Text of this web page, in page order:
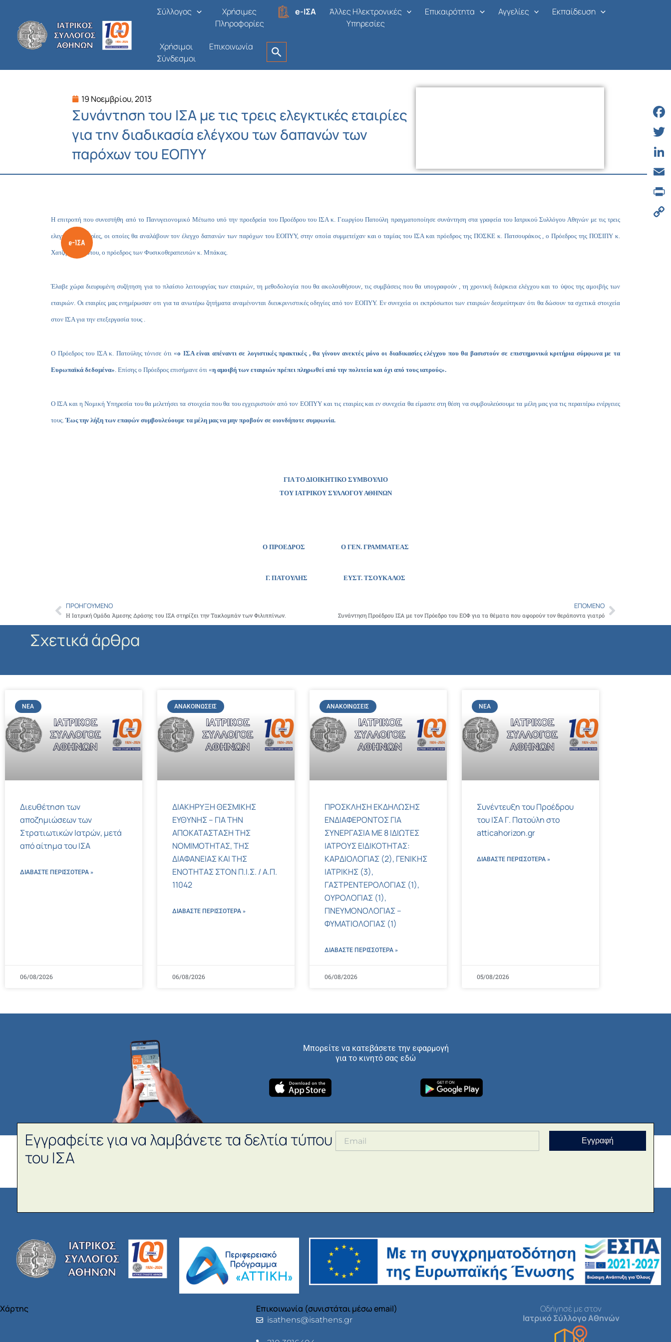
περιεχόμενο
Σύλλογος
Χρήσιμες
Πληροφορίες
e-ΙΣΑ
Άλλες Ηλεκτρονικές
Υπηρεσίες
Επικαιρότητα Αγγελίες Εκπαίδευση
Χρήσιμοι
Σύνδεσμοι
Επικοινωνία
19 Νοεμβρίου, 2013
Συνάντηση του ΙΣΑ με τις τρεις ελεγκτικές εταιρίες
για την διαδικασία ελέγχου των δαπανών των
παρόχων του ΕΟΠΥΥ
Η επιτροπή που συνεστήθη από το Πανυγειονομικό Μέτωπο υπό την προεδρεία του Προέδρου του ΙΣΑ κ. Γεωργίου Πατούλη πραγματοποίησε συνάντηση στα γραφεία του Ιατρικού Συλλόγου Αθηνών με τις τρεις
ελεγκτικές εταιρίες, οι οποίες θα αναλάβουν τον έλεγχο δαπανών των παρόχων του ΕΟΠΥΥ, στην οποία συμμετείχαν και ο ταμίας του ΙΣΑ και πρόεδρος της ΠΟΣΚΕ κ. Πατσουράκος , ο Πρόεδρος της ΠΟΣΙΠΥ κ.
Χατζηπαναγιώτου, ο πρόεδρος των Φυσικοθεραπευτών κ. Μπάκας.
Έλαβε χώρα διευρυμένη συζήτηση για το πλαίσιο λειτουργίας των εταιριών, τη μεθοδολογία που θα ακολουθήσουν, τις συμβάσεις που θα υπογραφούν , τη χρονική διάρκεια ελέγχου και το ύψος της αμοιβής των
εταιριών. Οι εταιρίες μας ενημέρωσαν οτι για τα ανωτέρω ζητήματα αναμένονται διευκρινιστικές οδηγίες από τον ΕΟΠΥΥ. Εν συνεχεία οι εκπρόσωποι των εταιριών δεσμεύτηκαν ότι θα δώσουν τα σχετικά στοιχεία
στον ΙΣΑ για την επεξεργασία τους .
Ο Πρόεδρος του ΙΣΑ κ. Πατούλης τόνισε ότι «ο ΙΣΑ είναι απέναντι σε λογιστικές πρακτικές , θα γίνουν ανεκτές μόνο οι διαδικασίες ελέγχου που θα βασιστούν σε επιστημονικά κριτήρια σύμφωνα με τα
Ευρωπαϊκά δεδομένα». Επίσης ο Πρόεδρος επισήμανε ότι «η αμοιβή των εταιριών πρέπει πληρωθεί από την πολιτεία και όχι από τους ιατρούς».
Ο ΙΣΑ και η Νομική Υπηρεσία του θα μελετήσει τα στοιχεία που θα του εγχειριστούν από τον ΕΟΠΥΥ και τις εταιρίες και εν συνεχεία θα είμαστε στη θέση να συμβουλεύσουμε τα μέλη μας για τις περαιτέρω ενέργειες
τους.Έως την λήξη των επαφών συμβουλεύουμε τα μέλη μας να μην προβούν σε οιονδήποτε συμφωνία.
ΓΙΑ ΤΟ ΔΙΟΙΚΗΤΙΚΟ ΣΥΜΒΟΥΛΙΟ
ΤΟΥ ΙΑΤΡΙΚΟΥ ΣΥΛΛΟΓΟΥ ΑΘΗΝΩΝ
Ο ΠΡΟΕΔΡΟΣ Ο ΓΕΝ. ΓΡΑΜΜΑΤΕΑΣ
Γ. ΠΑΤΟΥΛΗΣ ΕΥΣΤ. ΤΣΟΥΚΑΛΟΣ
Prev
ΠΡΟΗΓΟΎΜΕΝΟ
Η Ιατρική Ομάδα Άμεσης Δράσης του ΙΣΑ στηρίζει την Τακλομπάν των Φιλιππίνων.
ΕΠΌΜΕΝΟ
Συνάντηση Προέδρου ΙΣΑ με τον Πρόεδρο του ΕΟΦ για τα θέματα που αφορούν τον θεράποντα γιατρόNext
Σχετικά άρθρα
ΝΈΑ
Διευθέτηση των
αποζημιώσεων των
Στρατιωτικών Ιατρών, μετά
από αίτημα του ΙΣΑ
ΔΙΑΒΑΣΤΕ ΠΕΡΙΣΣΌΤΕΡΑ »
06/08/2026
ΑΝΑΚΟΙΝΏΣΕΙΣ
ΔΙΑΚΗΡΥΞΗ ΘΕΣΜΙΚΗΣ
ΕΥΘΥΝΗΣ – ΓΙΑ ΤΗΝ
ΑΠΟΚΑΤΑΣΤΑΣΗ ΤΗΣ
ΝΟΜΙΜΟΤΗΤΑΣ, ΤΗΣ
ΔΙΑΦΑΝΕΙΑΣ ΚΑΙ ΤΗΣ
ΕΝΟΤΗΤΑΣ ΣΤΟΝ Π.Ι.Σ. / Α.Π.
11042
ΔΙΑΒΑΣΤΕ ΠΕΡΙΣΣΌΤΕΡΑ »
06/08/2026
ΑΝΑΚΟΙΝΏΣΕΙΣ
ΠΡΟΣΚΛΗΣΗ ΕΚΔΗΛΩΣΗΣ
ΕΝΔΙΑΦΕΡΟΝΤΟΣ ΓΙΑ
ΣΥΝΕΡΓΑΣΙΑ ΜΕ 8 ΙΔΙΩΤΕΣ
ΙΑΤΡΟΥΣ ΕΙΔΙΚΟΤΗΤΑΣ:
ΚΑΡΔΙΟΛΟΓΙΑΣ (2), ΓΕΝΙΚΗΣ
ΙΑΤΡΙΚΗΣ (3),
ΓΑΣΤΡΕΝΤΕΡΟΛΟΓΙΑΣ (1),
ΟΥΡΟΛΟΓΙΑΣ (1),
ΠΝΕΥΜΟΝΟΛΟΓΙΑΣ –
ΦΥΜΑΤΙΟΛΟΓΙΑΣ (1)
ΔΙΑΒΑΣΤΕ ΠΕΡΙΣΣΌΤΕΡΑ »
06/08/2026
ΝΈΑ
Συνέντευξη του Προέδρου
του ΙΣΑ Γ. Πατούλη στο
atticahorizon.gr
ΔΙΑΒΑΣΤΕ ΠΕΡΙΣΣΌΤΕΡΑ »
05/08/2026
Μπορείτε να κατεβάσετε την εφαρμογή
για το κινητό σας εδώ
Εγγραφείτε για να λαμβάνετε τα δελτία τύπου
του ΙΣΑ
Εγγραφή
Χάρτης Επικοινωνία (συνιστάται μέσω email)
isathens@isathens.gr
Οδήγησέ με στον
Ιατρικό Σύλλογο Αθηνών
Email
Print